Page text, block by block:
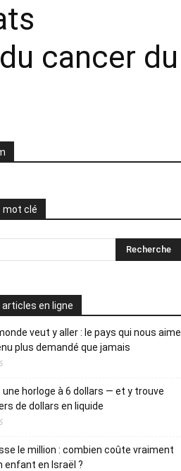
cancer du
mot clé
articles en ligne
veut y aller : le pays qui nous aime
plus demandé que jamais
une horloge à 6 dollars — et y trouve
de dollars en liquide
le million : combien coûte vraiment
enfant en Israël ?